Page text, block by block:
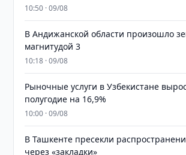
10:50 · 09/08
В Андижанской области произошло
магнитудой 3
10:18 · 09/08
Рыночные услуги в Узбекистане
полугодие на 16,9%
10:00 · 09/08
В Ташкенте пресекли
через «закладки»